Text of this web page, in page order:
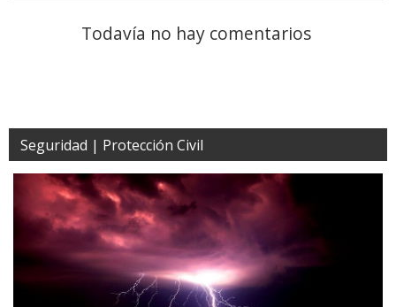
Todavía no hay comentarios
Seguridad | Protección Civil